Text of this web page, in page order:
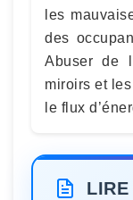
les
des
Abuser de
miroirs et
le flux
LIRE